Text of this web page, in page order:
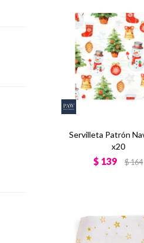
Servilleta Patrón
x20
$ 139 $164